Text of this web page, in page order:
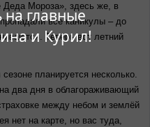
главные
и Курил!
Деда Мороза», здесь же, в
все каникулы – до
Теперь вот летний
планируется несколько.
два дня в облагораживающий
между небом и землёй
нет на карте, но вас туда,